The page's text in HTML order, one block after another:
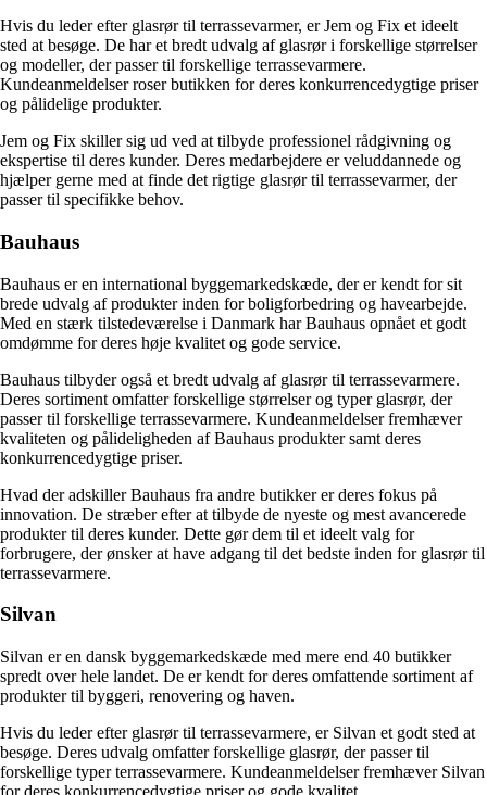
Hvis du leder efter glasrør til terrassevarmer, er Jem og Fix et ideelt
sted at besøge. De har et bredt udvalg af glasrør i forskellige størrelser
og modeller, der passer til forskellige terrassevarmere.
Kundeanmeldelser roser butikken for deres konkurrencedygtige priser
og pålidelige produkter.
Jem og Fix skiller sig ud ved at tilbyde professionel rådgivning og
ekspertise til deres kunder. Deres medarbejdere er veluddannede og
hjælper gerne med at finde det rigtige glasrør til terrassevarmer, der
passer til specifikke behov.
Bauhaus
Bauhaus er en international byggemarkedskæde, der er kendt for sit
brede udvalg af produkter inden for boligforbedring og havearbejde.
Med en stærk tilstedeværelse i Danmark har Bauhaus opnået et godt
omdømme for deres høje kvalitet og gode service.
Bauhaus tilbyder også et bredt udvalg af glasrør til terrassevarmere.
Deres sortiment omfatter forskellige størrelser og typer glasrør, der
passer til forskellige terrassevarmere. Kundeanmeldelser fremhæver
kvaliteten og pålideligheden af Bauhaus produkter samt deres
konkurrencedygtige priser.
Hvad der adskiller Bauhaus fra andre butikker er deres fokus på
innovation. De stræber efter at tilbyde de nyeste og mest avancerede
produkter til deres kunder. Dette gør dem til et ideelt valg for
forbrugere, der ønsker at have adgang til det bedste inden for glasrør til
terrassevarmere.
Silvan
Silvan er en dansk byggemarkedskæde med mere end 40 butikker
spredt over hele landet. De er kendt for deres omfattende sortiment af
produkter til byggeri, renovering og haven.
Hvis du leder efter glasrør til terrassevarmere, er Silvan et godt sted at
besøge. Deres udvalg omfatter forskellige glasrør, der passer til
forskellige typer terrassevarmere. Kundeanmeldelser fremhæver Silvan